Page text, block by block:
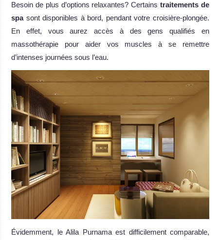
Besoin de plus d’options relaxantes? Certains traitements de
spasont disponibles à bord, pendant votre croisière-plongée.
En effet, vous aurez accès à des gens qualifiés en
massothérapie pour aider vos muscles à se remettre
d’intenses journées sous l’eau.
Évidemment, le Alila Purnama est difficilement comparable,